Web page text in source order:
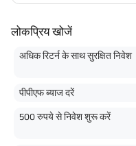
लोकप्रिय खोजें
अधिक रिटर्न के साथ सुरक्षित निवेश
पीपीएफ ब्याज दरें
500 रुपये से निवेश शुरू करें